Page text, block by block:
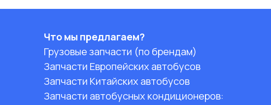
Что мы предлагаем?
Грузовые запчасти (по брендам)
Запчасти Европейских автобусов
Запчасти Китайских автобусов
Запчасти автобусных кондиционеров: